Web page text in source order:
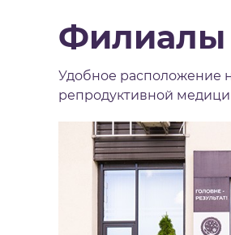
Филиалы
Удобное расположение
репродуктивной